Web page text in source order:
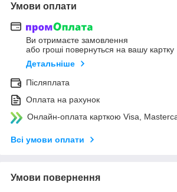
Умови оплати
Ви отримаєте замовлення
або гроші повернуться на вашу картку
Детальніше
Післяплата
Оплата на рахунок
Онлайн-оплата карткою Visa,
Всі умови оплати
Умови повернення